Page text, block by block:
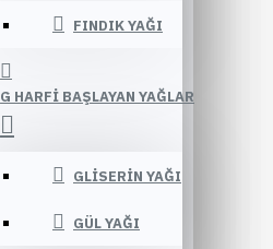
FINDIK YAĞI
G HARFI BAŞLAYAN YAĞLAR
GLISERIN YAĞI
GÜL YAĞI